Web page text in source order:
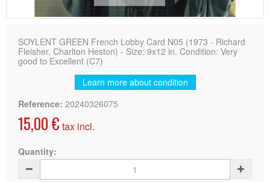
SOYLENT GREEN French Lobby Card N05 (1973 - Richard
Fleisher, Charlton Heston) - Size: 9x12 in. Condition: Very
good to Excellent (C7)
Learn more about condition
Reference: 20240326075
15,00 € tax incl.
Quantity: